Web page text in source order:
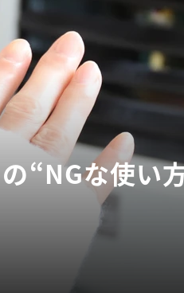
の“NGな使い